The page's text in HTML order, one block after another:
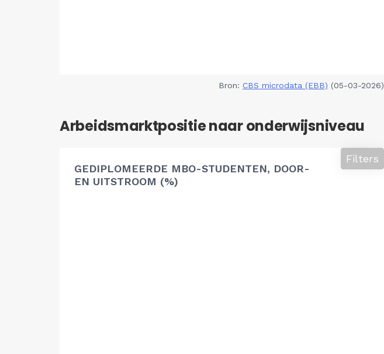
Bron: CBS microdata (EBB) (05-03-2026)
Arbeidsmarktpositie naar onderwijsniveau
GEDIPLOMEERDE MBO-STUDENTEN, DOOR-
EN UITSTROOM (%)
Filters